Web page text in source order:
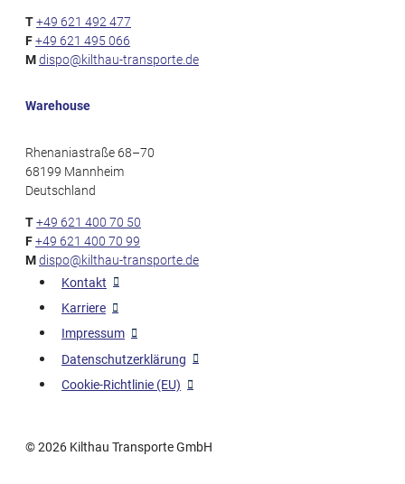
T+49 621 492 477
F+49 621 495 066
Mdispo@kilthau-transporte.de
Warehouse
Rhenaniastraße 68–70
68199 Mannheim
Deutschland
T+49 621 400 70 50
F+49 621 400 70 99
Mdispo@kilthau-transporte.de
Kontakt
Karriere
Impressum
Datenschutzerklärung
Cookie-Richtlinie (EU)
© 2026 Kilthau Transporte GmbH